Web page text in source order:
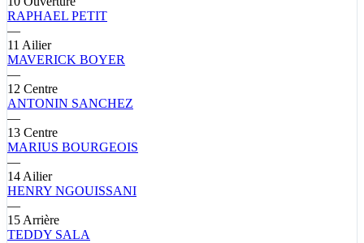
RAPHAEL PETIT
—
11 Ailier
MAVERICK BOYER
—
12 Centre
ANTONIN SANCHEZ
—
13 Centre
MARIUS BOURGEOIS
—
14Ailier
HENRY NGOUISSANI
—
15Arrière
TEDDY SALA